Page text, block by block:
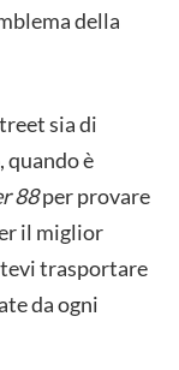
della
sia di
quando è
88per provare
il miglior
trasportare
da ogni